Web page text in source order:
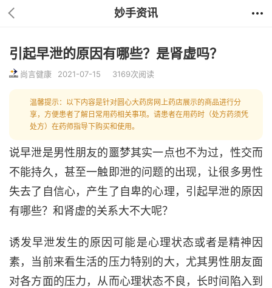
妙手资讯
引起早泄的原因有哪些？是肾虚吗？
尚言健康 2021-07-15 3169次阅读
温馨提示：以下内容是针对圆心大药房网上药店展示的商品进行分
享，方便患者了解日常用药相关事项。请患者在用药时（处方药须凭
处方）在药师指导下购买和使用。
说早泄是男性朋友的噩梦其实一点也不为过，性交而
不能持久，甚至一触即泄的问题的出现，让很多男性
失去了自信心，产生了自卑的心理，引起早泄的原因
有哪些？和肾虚的关系大不大呢？
诱发早泄发生的原因可能是心理状态或者是精神因
素，当前来看生活的压力特别的大，尤其男性朋友面
对各方面的压力，从而心理状态不良，长时间陷入到